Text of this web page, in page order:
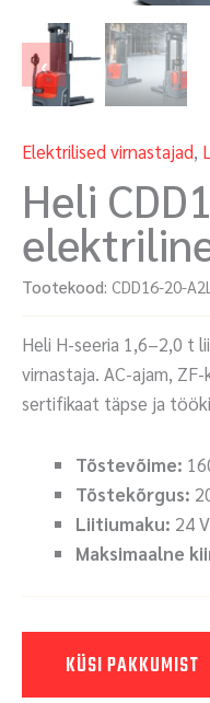
‹
Elektrilised virnastajad,
Heli
Tootekood: CDD16-20-
Heli H-seeria 1,6–2,0 t
virnastaja. AC-ajam,
sertifikaat täpse ja
Tõstevõime:
Tõstekõrgus:
Liitiumaku: 24
Maksimaalne
KÜSI PAKKUMIST